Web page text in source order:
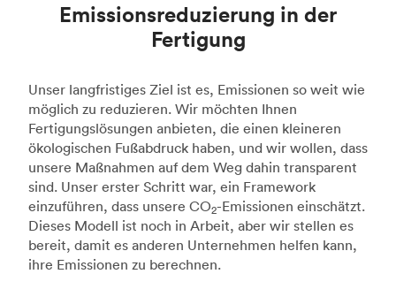
Emissionsreduzierung in der
Fertigung
Unser langfristiges Ziel ist es, Emissionen so weit wie
möglich zu reduzieren. Wir möchten Ihnen
Fertigungslösungen anbieten, die einen kleineren
ökologischen Fußabdruck haben, und wir wollen, dass
unsere Maßnahmen auf dem Weg dahin transparent
sind. Unser erster Schritt war, ein Framework
einzuführen, dass unsere CO2-Emissionen einschätzt.
Dieses Modell ist noch in Arbeit, aber wir stellen es
bereit, damit es anderen Unternehmen helfen kann,
ihre Emissionen zu berechnen.